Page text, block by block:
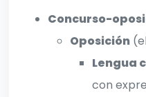
Concurso-
Oposición
Lengua
con